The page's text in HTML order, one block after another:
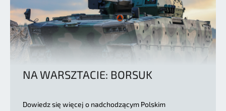
NA WARSZTACIE: BORSUK
Dowiedz się więcej o nadchodzącym Polskim